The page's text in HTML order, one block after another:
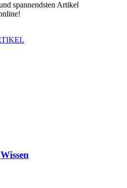
spannendsten Artikel
Wissen